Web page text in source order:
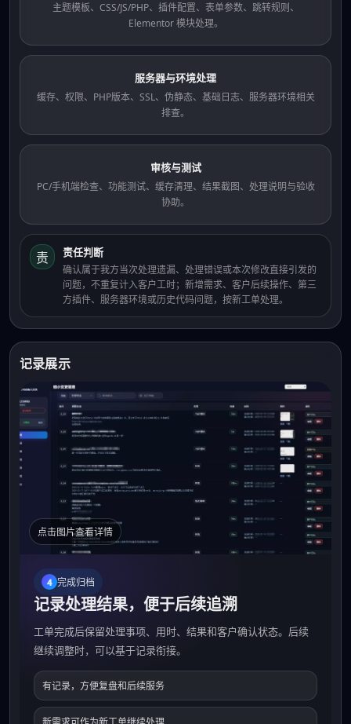
主题模板、CSS/JS/PHP、插件配置、表单参数、跳转规则、
Elementor 模块处理。
服务器与环境处理
缓存、权限、PHP版本、SSL、伪静态、基础日志、服务器环境相关
排查。
审核与测试
PC/手机端检查、功能测试、缓存清理、结果截图、处理说明与验收
协助。
责 责任判断
确认属于我方当次处理遗漏、处理错误或本次修改直接引发的
问题，不重复计入客户工时；新增需求、客户后续操作、第三
方插件、服务器环境或历史代码问题，按新工单处理。
记录展示
4 完成归档
记录处理结果，便于后续追溯
工单完成后保留处理事项、用时、结果和客户确认状态。后续
继续调整时，可以基于记录衔接。
有记录，方便复盘和后续服务